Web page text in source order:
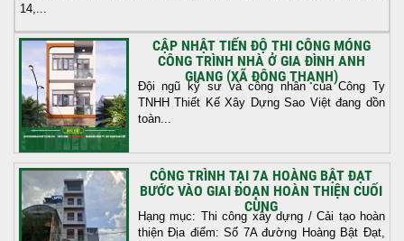
14,...
CẬP NHẬT TIẾN ĐỘ THI CÔNG MÓNG
CÔNG TRÌNH NHÀ Ở GIA ĐÌNH ANH
GIANG (XÃ ĐÔNG THẠNH)
Đội ngũ kỹ sư và công nhân của Công Ty
TNHH Thiết Kế Xây Dựng Sao Việt đang dồn
toàn...
CÔNG TRÌNH TẠI 7A HOÀNG BẬT ĐẠT
BƯỚC VÀO GIAI ĐOẠN HOÀN THIỆN CUỐI
CÙNG
Hạng mục: Thi công xây dựng / Cải tạo hoàn
thiện Địa điểm: Số 7A đường Hoàng Bật Đạt,